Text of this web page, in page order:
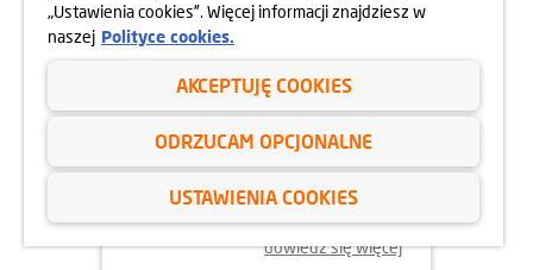
24.04.2025
800 MIESZKAŃ BEZ WKŁADU
WŁASNEGO
dowiedz się więcej
„Ustawienia cookies”. Więcej informacji znajdziesz w
naszej Polityce cookies.
AKCEPTUJĘ COOKIES
ODRZUCAM OPCJONALNE
USTAWIENIA COOKIES